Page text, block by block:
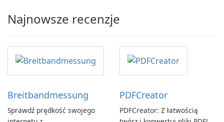
Najnowsze recenzje
Breitbandmessung
Sprawdź prędkość swojego
PDFCreator
PDFCreator: Z łatwością